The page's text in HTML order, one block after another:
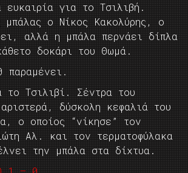
ευκαιρία για το Τσιλιβή.
μπάλας ο Νίκος Κακολύρης, ο
αλλά η μπάλα περνάει δίπλα
δοκάρι του Θωμά.
το Τσιλιβί. Σέντρα του
δύσκολη κεφαλιά του
ο οποίος “νίκησε” τον
Αλ. και τον τερματοφύλακα
την μπάλα στα δίχτυα.